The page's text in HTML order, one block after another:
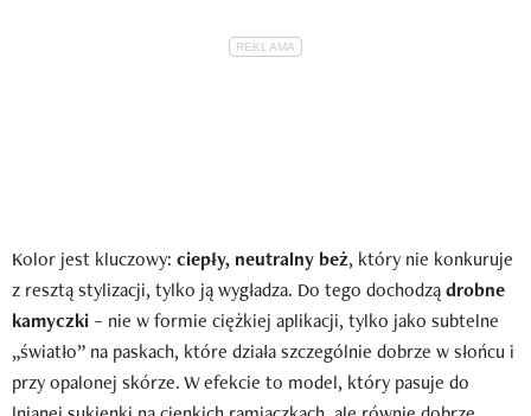
Kolor jest kluczowy: ciepły, neutralny beż, który nie konkuruje
z resztą stylizacji, tylko ją wygładza. Do tego dochodządrobne
kamyczki – nie w formie ciężkiej aplikacji, tylko jako subtelne
„światło” na paskach, które działa szczególnie dobrze w słońcu i
przy opalonej skórze. W efekcie to model, który pasuje do